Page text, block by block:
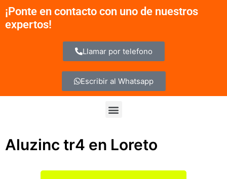
contenido
¡Ponte en contacto con uno de nuestros
expertos!
Llamar por telefono
Escribir al Whatsapp
Menu
Aluzinc tr4 en Loreto